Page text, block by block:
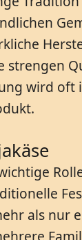
wird oft
als